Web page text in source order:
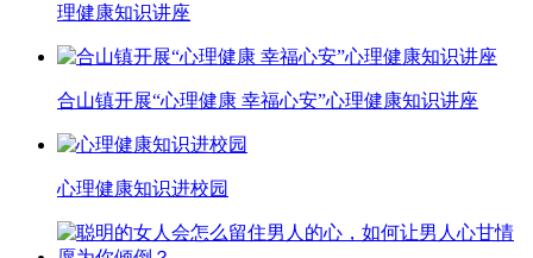
理健康知识讲座
合山镇开展“心理健康 幸福心安”心理健康知识讲座
心理健康知识进校园